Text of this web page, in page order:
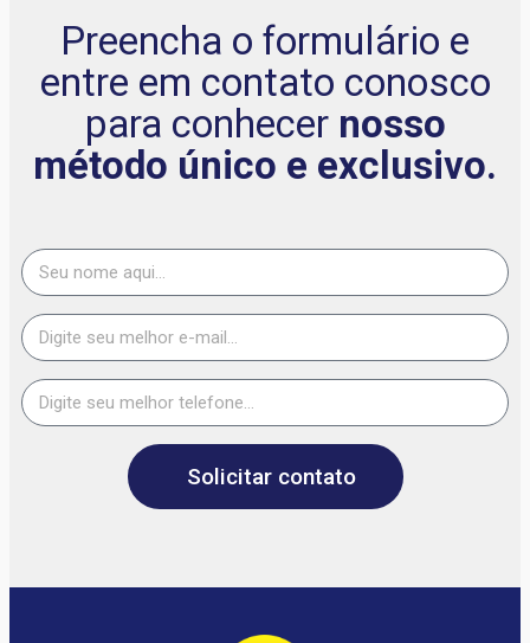
Preencha o formulário e
entre em contato conosco
para conhecer nosso
método único e exclusivo.
Solicitar contato